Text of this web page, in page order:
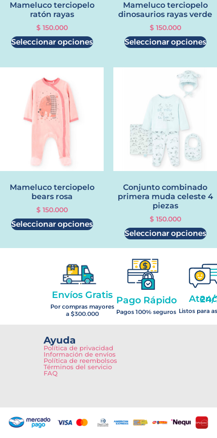
Mameluco terciopelo
ratón rayas
$150.000
Seleccionar opciones
Mameluco terciopelo
dinosaurios rayas verde
$150.000
Seleccionar opciones
Mameluco terciopelo
bears rosa
$150.000
Seleccionar opciones
Conjunto combinado
primera muda celeste 4
piezas
$150.000
Seleccionar opciones
Envíos Gratis
Por compras mayores
a $300.000
Pago Rápido
Pagos 100% seguros
Atención
Listos para
Ayuda
Política de privacidad
Información de envíos
Política de reembolsos
Términos del servicio
FAQ